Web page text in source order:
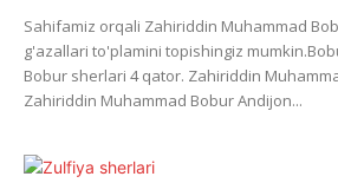
Sahifamiz orqali Zahiriddin Muhammad
g'azallari to'plamini topishingiz
Bobur sherlari 4 qator. Zahiriddin
Zahiriddin Muhammad Bobur Andijon...